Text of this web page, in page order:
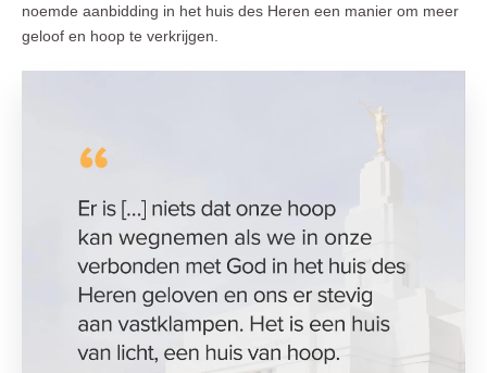
noemde aanbidding in het huis des Heren een manier om meer
geloof en hoop te verkrijgen.